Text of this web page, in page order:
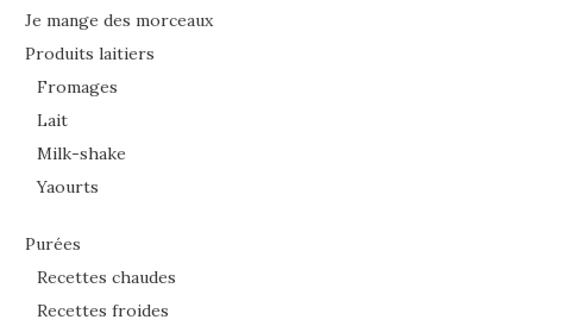
Je mange des morceaux
Produits laitiers
Fromages
Lait
Milk-shake
Yaourts
Purées
Recettes chaudes
Recettes froides